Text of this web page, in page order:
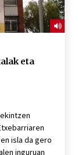
eta
isla da gero
inguruan